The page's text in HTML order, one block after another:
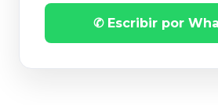
✆ Escribir por